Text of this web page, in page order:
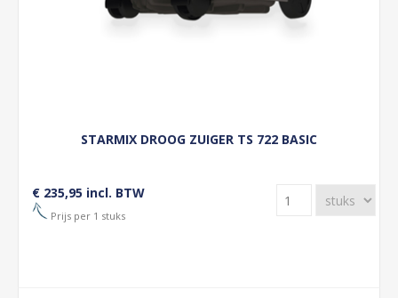
STARMIX DROOG ZUIGER TS 722 BASIC
€ 235,95 incl. BTW
Prijs per 1 stuks